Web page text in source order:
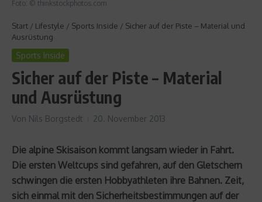
Foto: © thinkstockphotos.com
Start / Lifestyle / Sports Inside / Sicher auf der Piste – Material und
Ausrüstung
Sports Inside
Sicher auf der Piste – Material
und Ausrüstung
Von Nils Borgstedt 20. November 2013
Die alpine Skisaison kommt langsam wieder in Fahrt.
Die ersten Weltcups sind gefahren, auf den Gletschern
schwingen die ersten Hobbyathleten ihre Bahnen. Zeit,
sich einmal mit den Sicherheitsbestimmungen auf der